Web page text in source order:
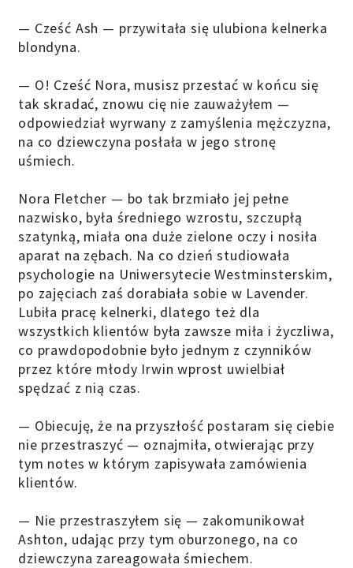
— Cześć Ash — przywitała się ulubiona kelnerka
blondyna.
— O! Cześć Nora, musisz przestać w końcu się
tak skradać, znowu cię nie zauważyłem —
odpowiedział wyrwany z zamyślenia mężczyzna,
na co dziewczyna posłała w jego stronę
uśmiech.
Nora Fletcher — bo tak brzmiało jej pełne
nazwisko, była średniego wzrostu, szczupłą
szatynką, miała ona duże zielone oczy i nosiła
aparat na zębach. Na co dzień studiowała
psychologie na Uniwersytecie Westminsterskim,
po zajęciach zaś dorabiała sobie w Lavender.
Lubiła pracę kelnerki, dlatego też dla
wszystkich klientów była zawsze miła i życzliwa,
co prawdopodobnie było jednym z czynników
przez które młody Irwin wprost uwielbiał
spędzać z nią czas.
— Obiecuję, że na przyszłość postaram się ciebie
nie przestraszyć — oznajmiła, otwierając przy
tym notes w którym zapisywała zamówienia
klientów.
— Nie przestraszyłem się — zakomunikował
Ashton, udając przy tym oburzonego, na co
dziewczyna zareagowała śmiechem.